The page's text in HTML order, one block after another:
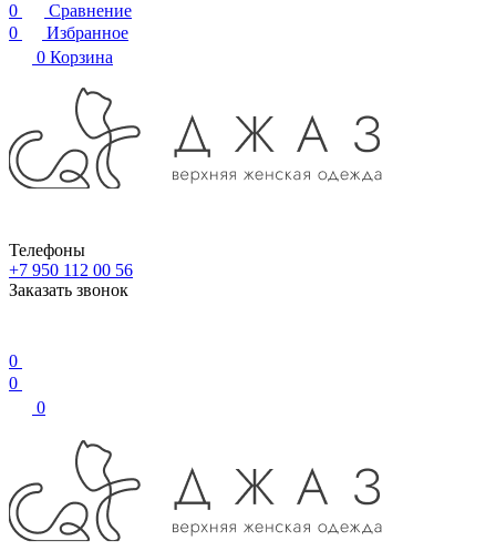
0
Сравнение
0
Избранное
0 Корзина
Телефоны
+7 950 112 00 56
Заказать звонок
0
0
0